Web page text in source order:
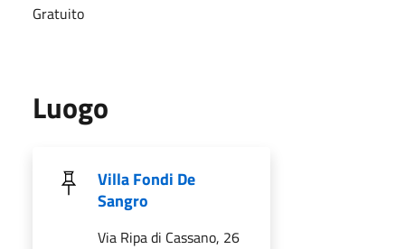
Gratuito
Luogo
Villa Fondi De
Sangro
Via Ripa di Cassano, 26